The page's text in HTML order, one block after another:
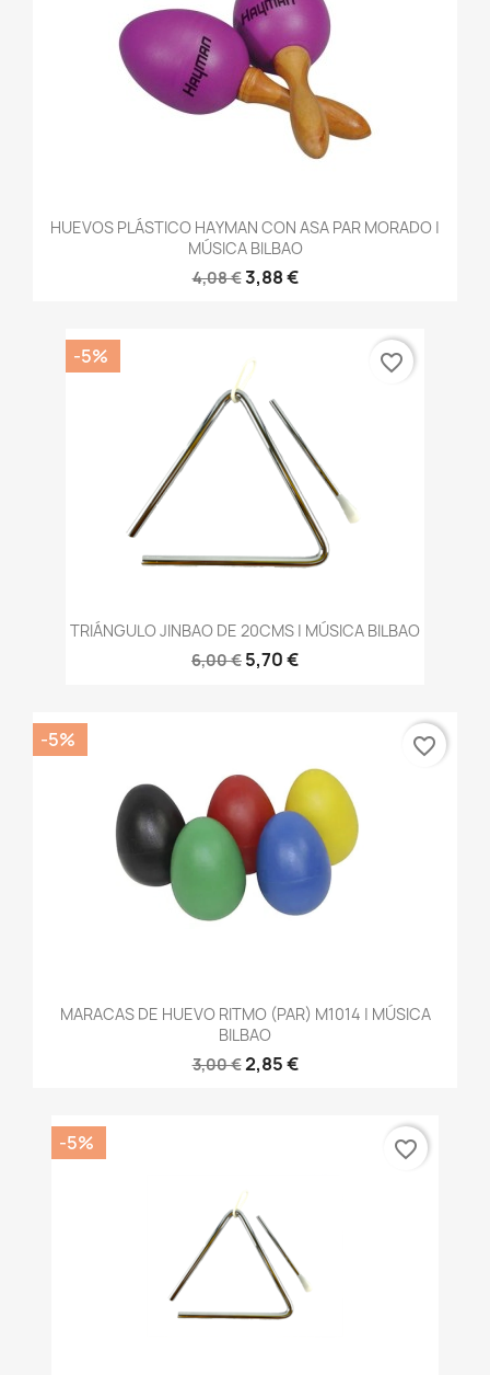
HUEVOS PLÁSTICO HAYMAN CON ASA PAR MORADO |
MÚSICA BILBAO
4,08 €3,88 €
TRIÁNGULO JINBAO DE 20CMS | MÚSICA BILBAO
6,00 € 5,70 €
-5% favorite_border
MARACAS DE HUEVO RITMO (PAR) M1014 | MÚSICA
BILBAO
3,00 €2,85 €
-5% favorite_border
-5% favorite_border